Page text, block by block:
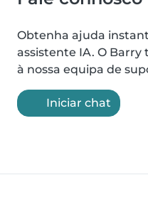
Obtenha ajuda
assistente IA. O
à nossa equipa de
Iniciar chat